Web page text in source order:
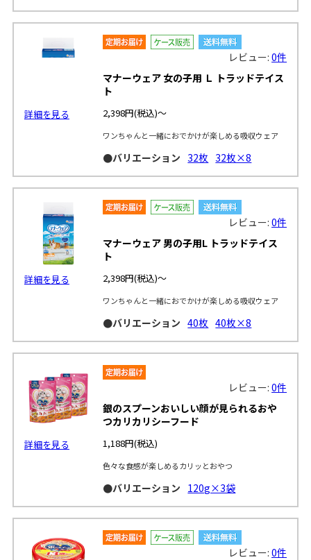
詳細を見る
レビュー:0件
マナーウェア 女の子用 Ｌ トラッドテイス
ト
2,398円(税込)～
ワンちゃんと一緒におでかけが楽しめる吸収ウェア
●バリエーション 32枚 32枚×8
詳細を見る
レビュー:0件
マナーウェア 男の子用L トラッドテイス
ト
2,398円(税込)～
ワンちゃんと一緒におでかけが楽しめる吸収ウェア
●バリエーション 40枚 40枚×8
詳細を見る
レビュー:0件
銀のスプーンおいしい顔が見られるおや
つカリカリシーフード
1,188円(税込)
色々な食感が楽しめるカリッとおやつ
●バリエーション 120g×3袋
レビュー:0件